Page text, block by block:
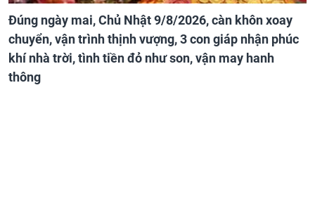
Đúng ngày mai, Chủ Nhật 9/8/2026, càn khôn xoay
chuyển, vận trình thịnh vượng, 3 con giáp nhận phúc
khí nhà trời, tình tiền đỏ như son, vận may hanh
thông